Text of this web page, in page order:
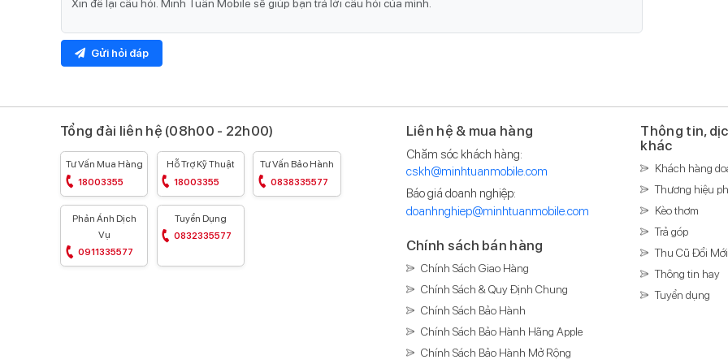
Tiện
Tính
Thời
Pin cải tiến lên đến 36 giờ
kéo dài đến 36 giờ đồng hồ. Trường hợp dùng liên tục có thể lên đến 18 giờ. Điều này giúp bạn có thể
thoải mái sử dụng ở bên ngoài lâu hơn, hạn chế sạc quá nhiều lần.
Tương tự như các thế hệ trước, Apple Watch Series 8 cũng có các phiên bản GPS kết nối với điện thoại qua
Bluetooth; hoặc LTE với eSim để nghe, gọi, nhận tin nhắn độc lập mà không cần phải liên kết với điện thoại.
Từ đó giúp bạn linh hoạt hơn khi đang chạy xe, tập thể thao không cần lấy điện thoại ra. Việc lựa chọn phiên
Gửi hỏi đáp
Tổng đài liên hệ (08h00 - 22h00)
Tư Vấn Mua Hàng
18003355
Hỗ Trợ Kỹ Thuật
18003355
Tư Vấn Bảo Hành
0838335577
Phản Ánh Dịch
Vụ
0911335577
Tuyển Dụng
0832335577
Liên hệ & mua hàng
Chăm sóc khách hàng:
cskh@minhtuanmobile.com
Báo giá doanh nghiệp:
doanhnghiep@minhtuanmobile.com
Chính sách bán hàng
Chính Sách Giao Hàng
Chính Sách & Quy Định Chung
Chính Sách Bảo Hành
Chính Sách Bảo Hành Hãng Apple
Chính Sách Bảo Hành Mở Rộng
Thông tin,
khác
Khách hàng
Thương hiệu
Kèo thơm
Trả góp
Thu Cũ Đổi Mới
Thông tin hay
Tuyển dụng